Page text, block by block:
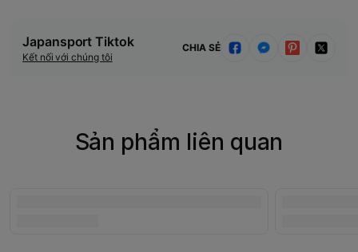
Japansport Tiktok
Kết nối với chúng tôi
CHIA SẺ
Sản phẩm liên quan